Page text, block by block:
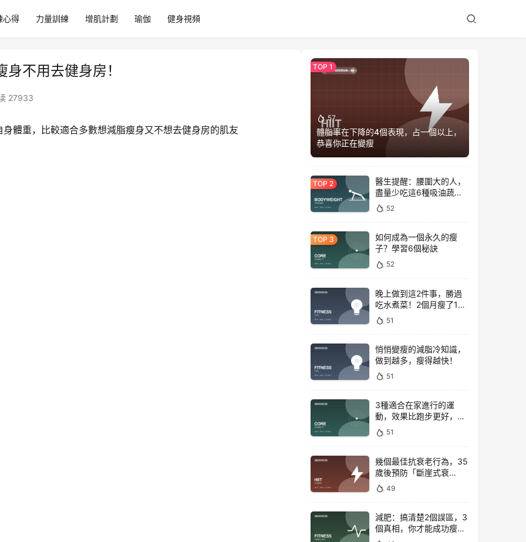
心得 力量訓練 增肌計劃 瑜伽 健身視頻
不用去健身房！
27933
體重，比較適合多數想減脂瘦身又不想去健身房的肌友
57
體脂率在下降的4個表現，占一個以上，
恭喜你正在變瘦
醫生提醒：腰圍大的人，
盡量少吃這6種吸油蔬
菜！52
如何成為一個永久的瘦
子？學習6個秘訣
52
晚上做到這2件事，勝過
吃水煮菜！2個月瘦了15
斤，腰圍下降6cm
51
悄悄變瘦的減脂冷知識，
做到越多，瘦得越快！
51
3種適合在家進行的運
動，效果比跑步更好，是
公認的脂肪殺手！
51
幾個最佳抗衰老行為，35
歲後預防「斷崖式衰
老」！
49
減肥：搞清楚2個誤區，3
個真相，你才能成功瘦下
來！